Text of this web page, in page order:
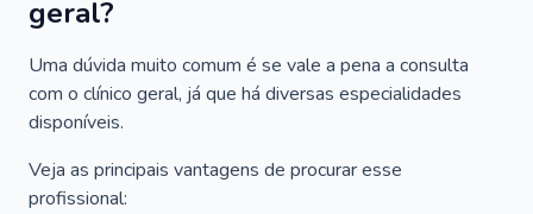
geral?
Uma dúvida muito comum é se vale a pena a consulta
com o clínico geral, já que há diversas especialidades
disponíveis.
Veja as principais vantagens de procurar esse
profissional: